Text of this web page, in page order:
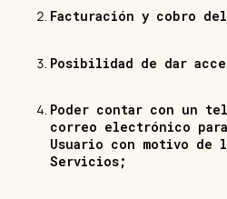
Facturación y cobro
Posibilidad de dar
Poder contar con un
correo electrónico
Usuario con motivo
Servicios;